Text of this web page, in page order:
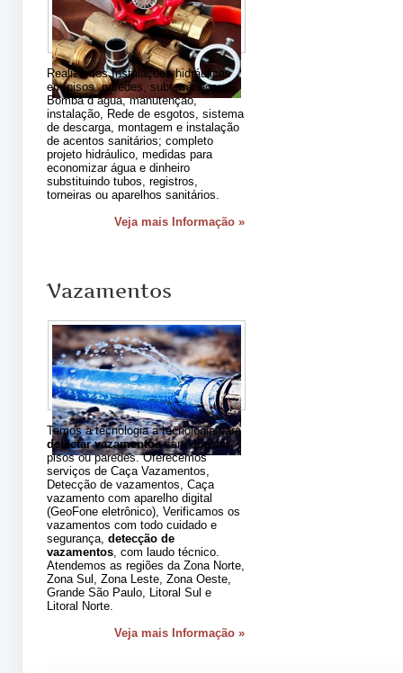
Realizamos Instalações hidráulicas
em pisos, paredes, subterrâneos;
Bomba d´agua, manutenção,
instalação, Rede de esgotos, sistema
de descarga, montagem e instalação
de acentos sanitários; completo
projeto hidráulico, medidas para
economizar água e dinheiro
substituindo tubos, registros,
torneiras ou aparelhos sanitários.
Veja mais Informação »
Vazamentos
Temos a tecnologia a tecnologia para
detectar vazamentossem quebrar
pisos ou paredes. Oferecemos
serviços de Caça Vazamentos,
Detecção de vazamentos, Caça
vazamento com aparelho digital
(GeoFone eletrônico), Verificamos os
vazamentos com todo cuidado e
segurança,detecção de
vazamentos, com laudo técnico.
Atendemos as regiões da Zona Norte,
Zona Sul, Zona Leste, Zona Oeste,
Grande São Paulo, Litoral Sul e
Litoral Norte.
Veja mais Informação »